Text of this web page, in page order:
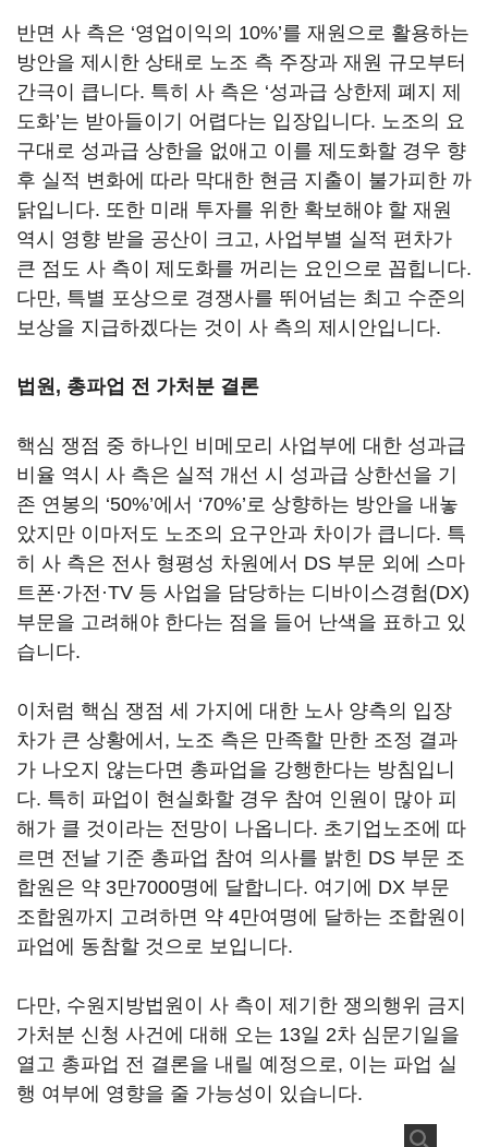
반면 사 측은 ‘영업이익의 10%’를 재원으로 활용하는
방안을 제시한 상태로 노조 측 주장과 재원 규모부터
간극이 큽니다. 특히 사 측은 ‘성과급 상한제 폐지 제
도화’는 받아들이기 어렵다는 입장입니다. 노조의 요
구대로 성과급 상한을 없애고 이를 제도화할 경우 향
후 실적 변화에 따라 막대한 현금 지출이 불가피한 까
닭입니다. 또한 미래 투자를 위한 확보해야 할 재원
역시 영향 받을 공산이 크고, 사업부별 실적 편차가
큰 점도 사 측이 제도화를 꺼리는 요인으로 꼽힙니다.
다만, 특별 포상으로 경쟁사를 뛰어넘는 최고 수준의
보상을 지급하겠다는 것이 사 측의 제시안입니다.
법원, 총파업 전 가처분 결론
핵심 쟁점 중 하나인 비메모리 사업부에 대한 성과급
비율 역시 사 측은 실적 개선 시 성과급 상한선을 기
존 연봉의 ‘50%’에서 ‘70%’로 상향하는 방안을 내놓
았지만 이마저도 노조의 요구안과 차이가 큽니다. 특
히 사 측은 전사 형평성 차원에서 DS 부문 외에 스마
트폰·가전·TV 등 사업을 담당하는 디바이스경험 (DX)
부문을 고려해야 한다는 점을 들어 난색을 표하고 있
습니다.
이처럼 핵심 쟁점 세 가지에 대한 노사 양측의 입장
차가 큰 상황에서 , 노조 측은 만족할 만한 조정 결과
가 나오지 않는다면 총파업을 강행한다는 방침입니
다. 특히 파업이 현실화할 경우 참여 인원이 많아 피
해가 클 것이라는 전망이 나옵니다. 초기업노조에 따
르면 전날 기준 총파업 참여 의사를 밝힌 DS 부문 조
합원은 약 3만7000명에 달합니다. 여기에 DX 부문
조합원까지 고려하면 약 4만여명에 달하는 조합원이
파업에 동참할 것으로 보입니다.
다만, 수원지방법원이 사 측이 제기한 쟁의행위 금지
가처분 신청 사건에 대해 오는 13일 2차 심문기일을
열고 총파업 전 결론을 내릴 예정으로, 이는 파업 실
행 여부에 영향을 줄 가능성이 있습니다.